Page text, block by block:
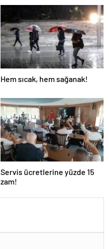
Hem sıcak, hem sağanak!
Servis ücretlerine yüzde 15
zam!